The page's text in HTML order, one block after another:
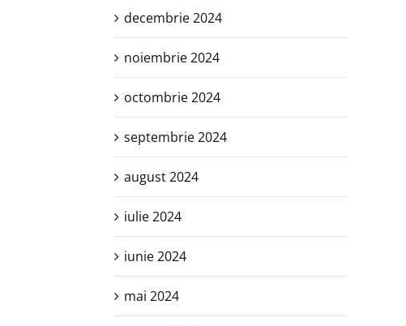
decembrie 2024
noiembrie 2024
octombrie 2024
septembrie 2024
august 2024
iulie 2024
iunie 2024
mai 2024